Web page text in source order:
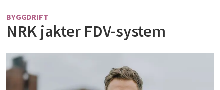
BYGGDRIFT
NRK jakter FDV-system